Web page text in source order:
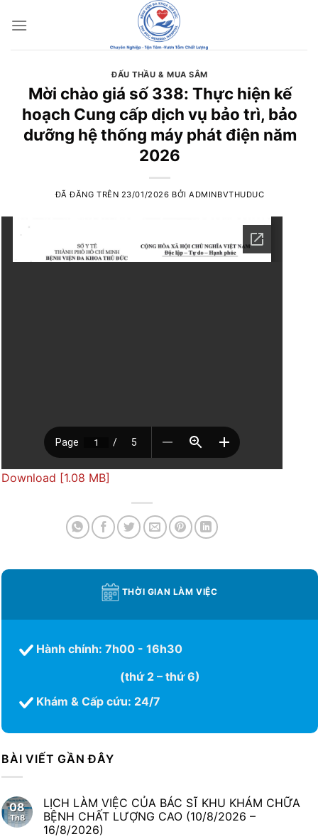
đến
ĐẤU THẦU & MUA SẮM
Mời chào giá số 338: Thực hiện kế
hoạch Cung cấp dịch vụ bảo trì, bảo
dưỡng hệ thống máy phát điện năm
2026
ĐÃ ĐĂNG TRÊN 23/01/2026 BỞIADMINBVTHUDUC
Download [1.08 MB]
THỜI GIAN LÀM VIỆC
Hành chính: 7h00 - 16h30
(thứ 2 – thứ 6)
Khám & Cấp cứu: 24/7
BÀI VIẾT GẦN ĐÂY
08
Th8
LỊCH LÀM VIỆC CỦA BÁC SĨ KHU KHÁM CHỮA
BỆNH CHẤT LƯỢNG CAO (10/8/2026 –
16/8/2026)